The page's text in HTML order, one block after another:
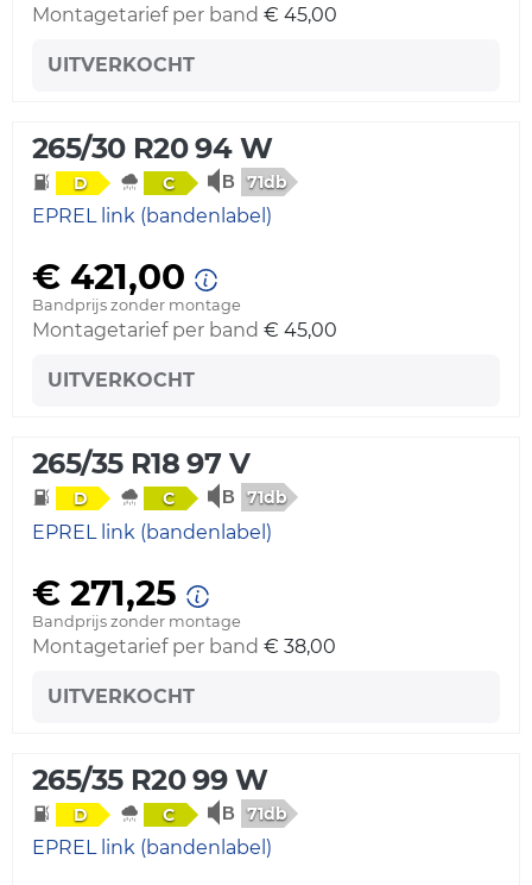
Montagetarief per band € 45,00
UITVERKOCHT
265/30 R20 94 W
D C 71db
EPREL link (bandenlabel)
€ 421,00
Bandprijs zonder montage
Montagetarief per band € 45,00
UITVERKOCHT
265/35 R18 97 V
D C 71db
EPREL link (bandenlabel)
€ 271,25
Bandprijs zonder montage
Montagetarief per band € 38,00
UITVERKOCHT
265/35 R20 99 W
D C 71db
EPREL link (bandenlabel)